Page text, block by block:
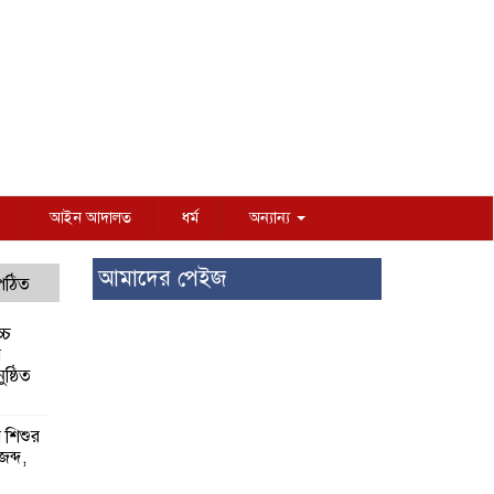
আইন আদালত ধর্ম অন্যান্য
শিশুর
আমাদের পেইজ